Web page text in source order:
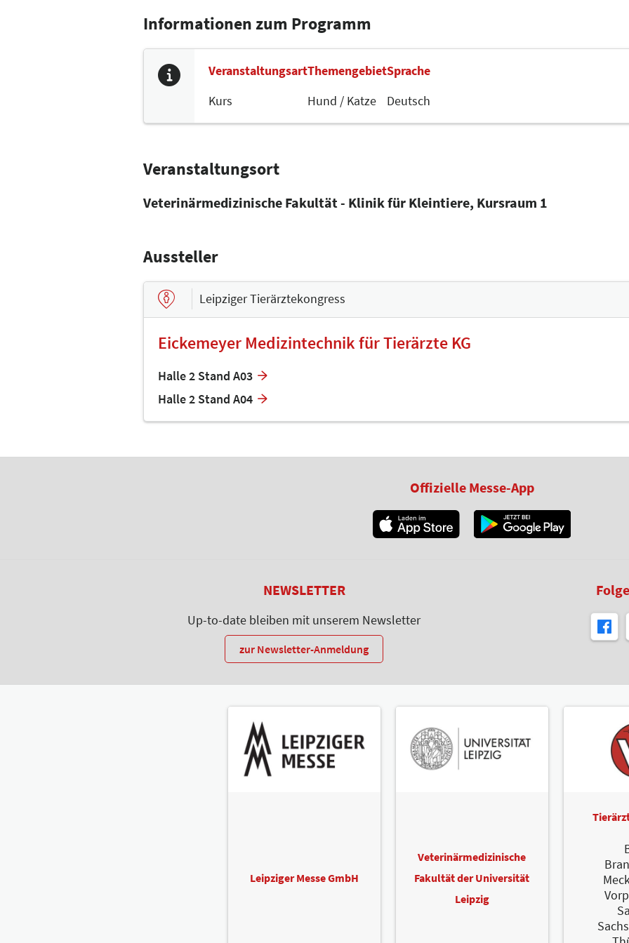
Informationen zum Programm
Veranstaltungsart
Kurs
Themengebiet
Hund / Katze
Sprache
Deutsch
Veranstaltungsort
Veterinärmedizinische Fakultät - Klinik für Kleintiere, Kursraum 1
Aussteller
Leipziger Tierärztekongress
Eickemeyer Medizintechnik für Tierärzte KG
Halle 2 Stand A03
Halle 2 Stand A04
Offizielle Messe-App
NEWSLETTER
Up-to-date bleiben mit unserem Newsletter
zur Newsletter-Anmeldung
Leipziger Messe GmbH
Veterinärmedizinische
Fakultät der Universität
Leipzig